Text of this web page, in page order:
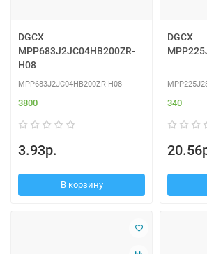
DGCX
MPP683J2JC04HB200ZR-
H08
MPP683J2JC04HB200ZR-H08
3800
3.93р.
В корзину
DGCX
340